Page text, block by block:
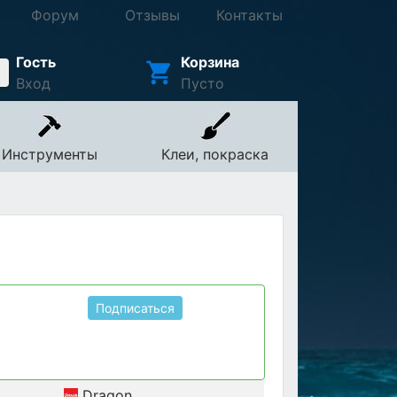
Форум Отзывы Контакты
Гость
Вход
Корзина
Пусто
Инструменты Клеи, покраска
Подписаться